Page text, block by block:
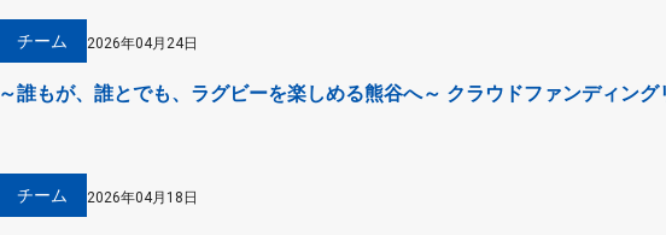
チーム 2026年04月24日
～誰もが、誰とでも、ラグビーを楽しめる熊谷へ～ クラウドファンディン
チーム 2026年04月18日